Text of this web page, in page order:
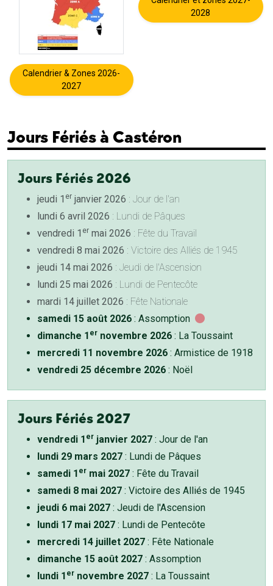
Calendrier & Zones 2026-
2027
2028
Jours Fériés à Castéron
Jours Fériés 2026
jeudi 1 er janvier 2026 : Jour de l'an
lundi 6 avril 2026 : Lundi de Pâques
vendredi 1 er mai 2026 : Fête du Travail
vendredi 8 mai 2026 : Victoire des Alliés de 1945
jeudi 14 mai 2026 : Jeudi de l'Ascension
lundi 25 mai 2026 : Lundi de Pentecôte
mardi 14 juillet 2026 : Fête Nationale
samedi 15 août 2026 : Assomption
dimanche 1 er novembre 2026 : La Toussaint
mercredi 11 novembre 2026 : Armistice de 1918
vendredi 25 décembre 2026 : Noël
Jours Fériés 2027
vendredi 1 er janvier 2027 : Jour de l'an
lundi 29 mars 2027 : Lundi de Pâques
samedi 1 er mai 2027 : Fête du Travail
samedi 8 mai 2027 : Victoire des Alliés de 1945
jeudi 6 mai 2027 : Jeudi de l'Ascension
lundi 17 mai 2027 : Lundi de Pentecôte
mercredi 14 juillet 2027 : Fête Nationale
dimanche 15 août 2027 : Assomption
lundi 1 er novembre 2027 : La Toussaint